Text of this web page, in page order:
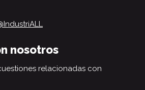
nosotros
relacionadas con